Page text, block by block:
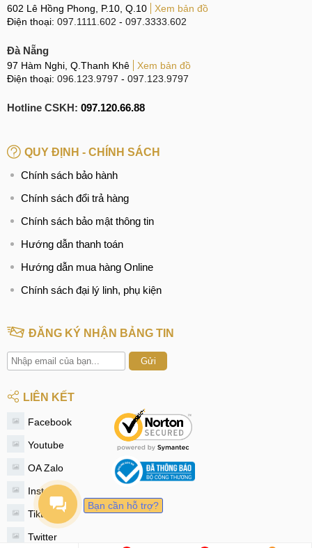
602 Lê Hồng Phong, P.10, Q.10
Xem bản đồ
Điện thoại: 097.1111.602 - 097.3333.602
Đà Nẵng
97 Hàm Nghi, Q.Thanh Khê
Xem bản đồ
Điện thoại: 096.123.9797 - 097.123.9797
Hotline CSKH: 097.120.66.88
QUY ĐỊNH - CHÍNH SÁCH
Chính sách bảo hành
Chính sách đổi trả hàng
Chính sách bảo mật thông tin
Hướng dẫn thanh toán
Hướng dẫn mua hàng Online
Chính sách đại lý linh, phụ kiện
ĐĂNG KÝ NHẬN BẢNG TIN
Gửi
LIÊN KẾT
Facebook
Youtube
OA Zalo
Instagram
Tiktok
Twitter
Bạn cần hỗ trợ?